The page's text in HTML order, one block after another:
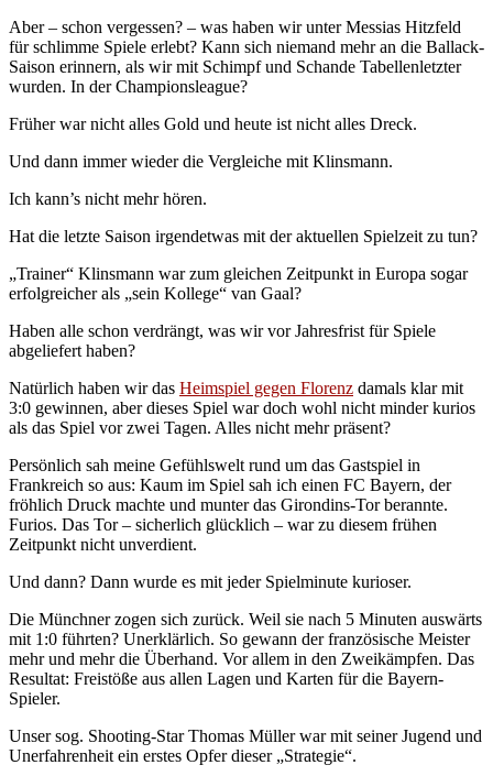
Aber – schon vergessen? – was haben wir unter Messias Hitzfeld
für schlimme Spiele erlebt? Kann sich niemand mehr an die Ballack-
Saison erinnern, als wir mit Schimpf und Schande Tabellenletzter
wurden. In der Championsleague?
Früher war nicht alles Gold und heute ist nicht alles Dreck.
Und dann immer wieder die Vergleiche mit Klinsmann.
Ich kann’s nicht mehr hören.
Hat die letzte Saison irgendetwas mit der aktuellen Spielzeit zu tun?
„Trainer“ Klinsmann war zum gleichen Zeitpunkt in Europa sogar
erfolgreicher als „sein Kollege“ van Gaal?
Haben alle schon verdrängt, was wir vor Jahresfrist für Spiele
abgeliefert haben?
Natürlich haben wir das Heimspiel gegen Florenz damals klar mit
3:0 gewinnen, aber dieses Spiel war doch wohl nicht minder kurios
als das Spiel vor zwei Tagen. Alles nicht mehr präsent?
Persönlich sah meine Gefühlswelt rund um das Gastspiel in
Frankreich so aus: Kaum im Spiel sah ich einen FC Bayern, der
fröhlich Druck machte und munter das Girondins-Tor berannte.
Furios. Das Tor – sicherlich glücklich – war zu diesem frühen
Zeitpunkt nicht unverdient.
Und dann? Dann wurde es mit jeder Spielminute kurioser.
Die Münchner zogen sich zurück. Weil sie nach 5 Minuten auswärts
mit 1:0 führten? Unerklärlich. So gewann der französische Meister
mehr und mehr die Überhand. Vor allem in den Zweikämpfen. Das
Resultat: Freistöße aus allen Lagen und Karten für die Bayern-
Spieler.
Unser sog. Shooting-Star Thomas Müller war mit seiner Jugend und
Unerfahrenheit ein erstes Opfer dieser „Strategie“.